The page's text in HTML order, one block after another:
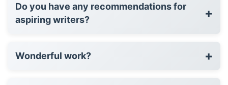
Do you have any recommendations for
aspiring writers?
+
Wonderful work? +